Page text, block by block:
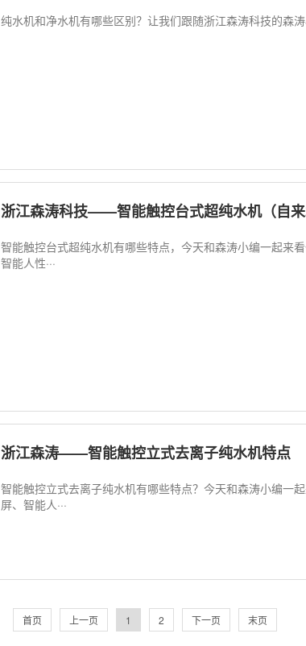
纯水机和净水机有哪些区别？让我们跟随浙江森涛科技的森
浙江森涛科技——智能触控台式超纯水机（自来
智能触控台式超纯水机有哪些特点，今天和森涛小编一起来
智能人性···
浙江森涛——智能触控立式去离子纯水机特点
智能触控立式去离子纯水机有哪些特点？今天和森涛小编一
屏、智能人···
首页 上一页 1 2 下一页 末页